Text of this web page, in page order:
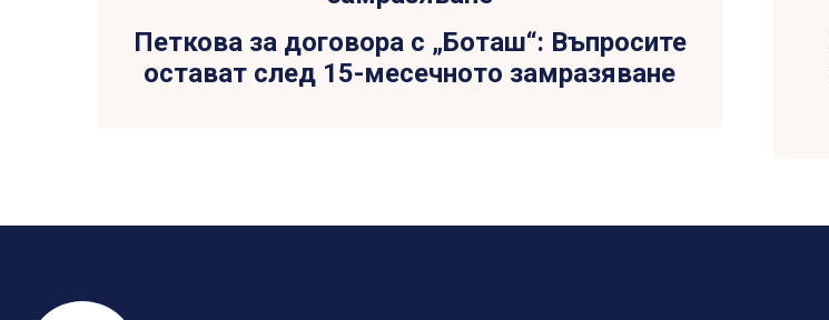
Петкова за договора с „Боташ“: Въпросите
остават след 15-месечното замразяване